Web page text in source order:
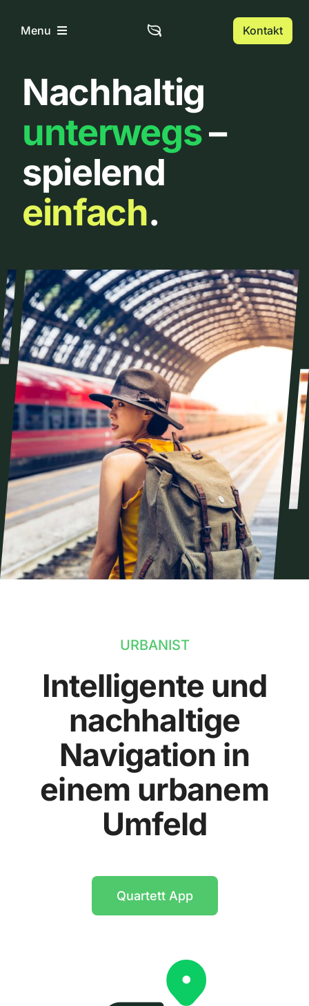
InhaltMenu
Home
Über uns
Urbanlist
Kontakt
Nachhaltig
unterwegs–
spielend
einfach.
URBANIST
Intelligente und
nachhaltige
Navigation in
einem urbanem
Umfeld
Quartett App